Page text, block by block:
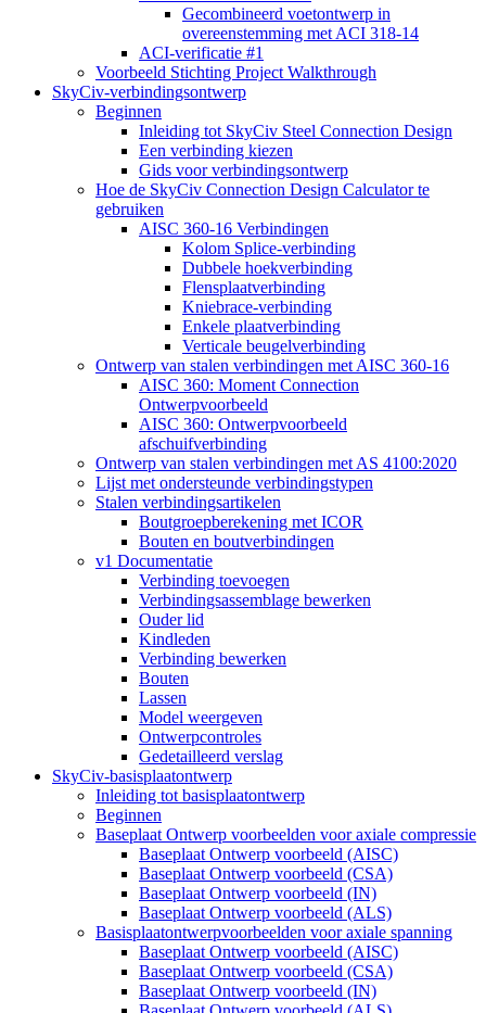
Gecombineerd voetontwerp in
overeenstemming met ACI 318-14
ACI-verificatie #1
Voorbeeld Stichting Project Walkthrough
SkyCiv-verbindingsontwerp
Beginnen
Inleiding tot SkyCiv Steel Connection Design
Een verbinding kiezen
Gids voor verbindingsontwerp
Hoe de SkyCiv Connection Design Calculator te
gebruiken
AISC 360-16 Verbindingen
Kolom Splice-verbinding
Dubbele hoekverbinding
Flensplaatverbinding
Kniebrace-verbinding
Enkele plaatverbinding
Verticale beugelverbinding
Ontwerp van stalen verbindingen met AISC 360-16
AISC 360: Moment Connection
Ontwerpvoorbeeld
AISC 360: Ontwerpvoorbeeld
afschuifverbinding
Ontwerp van stalen verbindingen met AS 4100:2020
Lijst met ondersteunde verbindingstypen
Stalen verbindingsartikelen
Boutgroepberekening met ICOR
Bouten en boutverbindingen
v1 Documentatie
Verbinding toevoegen
Verbindingsassemblage bewerken
Ouder lid
Kindleden
Verbinding bewerken
Bouten
Lassen
Model weergeven
Ontwerpcontroles
Gedetailleerd verslag
SkyCiv-basisplaatontwerp
Inleiding tot basisplaatontwerp
Beginnen
Baseplaat Ontwerp voorbeelden voor axiale compressie
Baseplaat Ontwerp voorbeeld (AISC)
Baseplaat Ontwerp voorbeeld (CSA)
Baseplaat Ontwerp voorbeeld (IN)
Baseplaat Ontwerp voorbeeld (ALS)
Basisplaatontwerpvoorbeelden voor axiale spanning
Baseplaat Ontwerp voorbeeld (AISC)
Baseplaat Ontwerp voorbeeld (CSA)
Baseplaat Ontwerp voorbeeld (IN)